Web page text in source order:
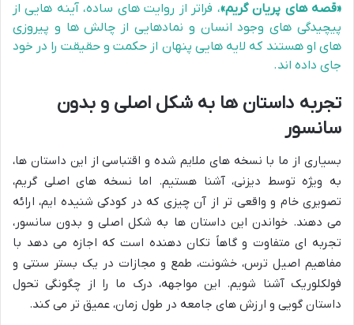
«قصه های پریان گریم»، فراتر از روایت های ساده، آینه هایی از
پیچیدگی های وجود انسان و نمادهایی از چالش ها و پیروزی
های او هستند که لایه هایی پنهان از حکمت و حقیقت را در خود
جای داده اند.
تجربه داستان ها به شکل اصلی و بدون
سانسور
بسیاری از ما با نسخه های ملایم شده و اقتباسی از این داستان ها،
به ویژه توسط دیزنی، آشنا هستیم. اما نسخه های اصلی گریم،
تصویری خام و واقعی تر از آن چیزی که در کودکی شنیده ایم، ارائه
می دهند. خواندن این داستان ها به شکل اصلی و بدون سانسور،
تجربه ای متفاوت و گاهاً تکان دهنده است که اجازه می دهد با
مفاهیم اصیل ترس، خشونت، طمع و مجازات در یک بستر سنتی و
فولکلوریک آشنا شویم. این مواجهه، درک ما را از چگونگی تحول
داستان گویی و ارزش های جامعه در طول زمان، عمیق تر می کند.